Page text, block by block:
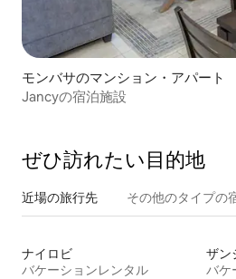
モンバサのマンション・アパート
Jancyの宿泊施設
ぜひ訪⁠れ⁠た⁠い目⁠的⁠地
近場の旅行先 その他のタ⁠イ⁠プ⁠の
ナイロビ
バケーションレンタル
ザン
バケ